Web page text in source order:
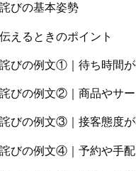
びの基本姿勢
えるときのポイント
びの例文①｜待ち時間
びの例文②｜商品やサ
びの例文③｜接客態度
びの例文④｜予約や手